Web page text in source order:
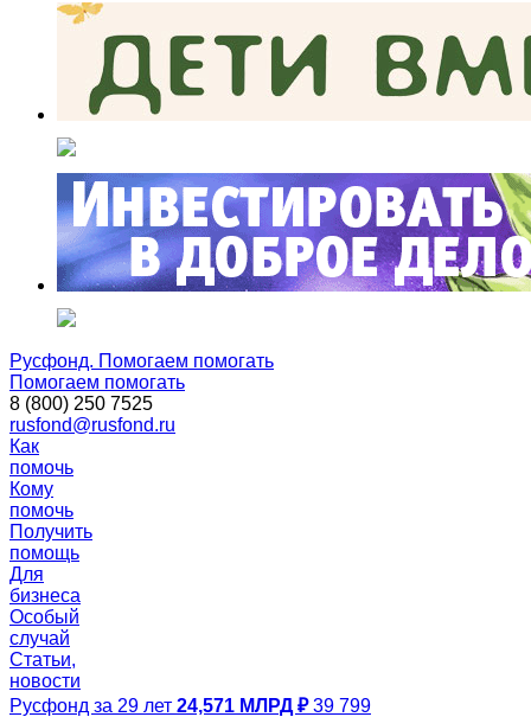
Русфонд. Помогаем помогать
Помогаем помогать
8 (800) 250 7525
rusfond@rusfond.ru
Как
помочь
Кому
помочь
Получить
помощь
Для
бизнеса
Особый
случай
Статьи,
новости
Русфонд за 29 лет 24,571 МЛРД ₽ 39 799